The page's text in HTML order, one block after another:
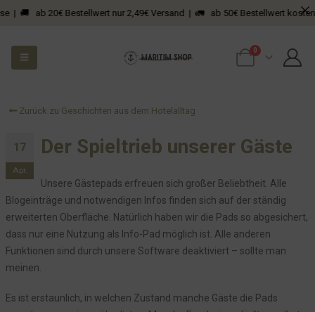
ab 20€ Bestellwert nur 2,49€ Versand | 🚛 ab 50€ Bestellwert
0
Zurück zu Geschichten aus dem Hotelalltag
17
Apr.
Der Spieltrieb unserer Gäste
Unsere Gästepads erfreuen sich großer Beliebtheit. Alle
Blogeinträge und notwendigen Infos finden sich auf der ständig
erweiterten Oberfläche. Natürlich haben wir die Pads so abgesichert,
dass nur eine Nutzung als Info-Pad möglich ist. Alle anderen
Funktionen sind durch unsere Software deaktiviert – sollte man
meinen.
Es ist erstaunlich, in welchen Zustand manche Gäste die Pads
Und sie pissten... und pissten... und pissten...
Kiek mol in!
Unser "Restaurant"
Hotel Seeblick führt in die Irre
Die EON ist schon ein sehr komischer Verein
Die Lappen
Oeversee - "Teermafia" - gerne teilen!
Wo kein Bratenfett ist, riecht es nach Bratenfett
Gäste der LGBTQ+ Community sind natürlich herzlich willkommen
Ein großes Dankeschön